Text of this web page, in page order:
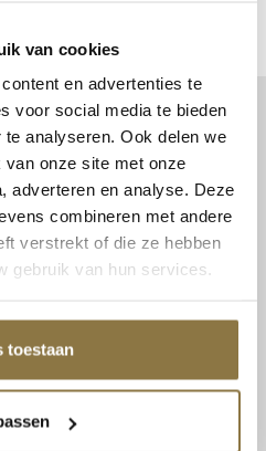
van cookies
en advertenties te
voor social media te bieden
analyseren. Ook delen we
onze site met onze
adverteren en analyse. Deze
combineren met andere
verstrekt of die ze hebben
gebruik van hun services.
toestaan